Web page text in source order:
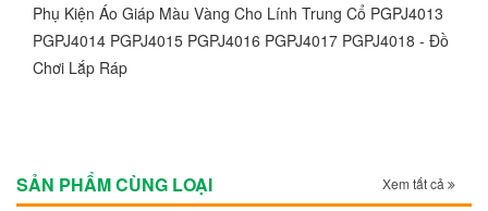
Phụ Kiện Áo Giáp Màu Vàng Cho Lính Trung Cổ PGPJ4013
PGPJ4014 PGPJ4015 PGPJ4016 PGPJ4017 PGPJ4018 - Đồ
Chơi Lắp Ráp
SẢN PHẨM CÙNG LOẠI Xem tất cả